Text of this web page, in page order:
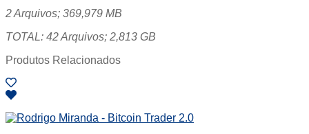
2 Arquivos; 369,979 MB
TOTAL: 42 Arquivos; 2,813 GB
Produtos Relacionados